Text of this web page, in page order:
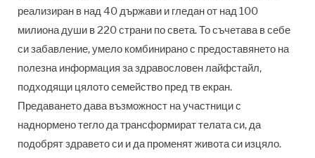
реализиран в над 40 държави и гледан от над 100
милиона души в 220 страни по света. То съчетава в себе
си забавление, умело комбинирано с предоставянето на
полезна информация за здравословен лайфстайл,
подходящи цялото семейство пред тв екран.
Предаването дава възможност на участници с
наднормено тегло да трансформират телата си, да
подобрят здравето си и да променят живота си изцяло.